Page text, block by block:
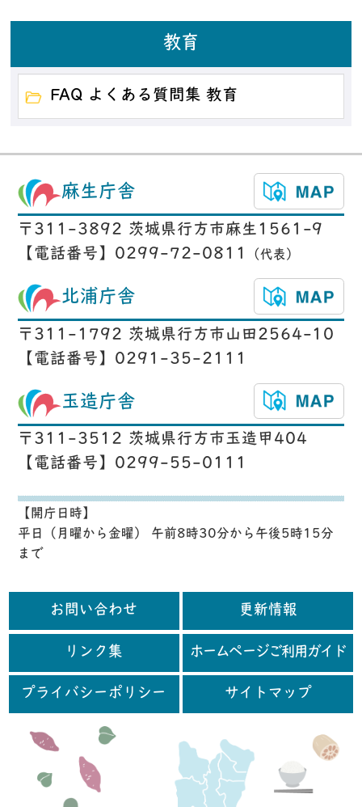
教育
FAQ よくある質問集 教育
麻生庁舎
〒311-3892 茨城県行方市麻生1561-9
【電話番号】0299-72-0811
（代表）
北浦庁舎
〒311-1792 茨城県行方市山田2564-10
【電話番号】0291-35-2111
玉造庁舎
〒311-3512 茨城県行方市玉造甲404
【電話番号】0299-55-0111
【開庁日時】
平日（月曜から金曜） 午前8時30分から午後5時15分
まで
お問い合わせ 更新情報
リンク集 ホームページご利用ガイド
プライバシーポリシー サイトマップ